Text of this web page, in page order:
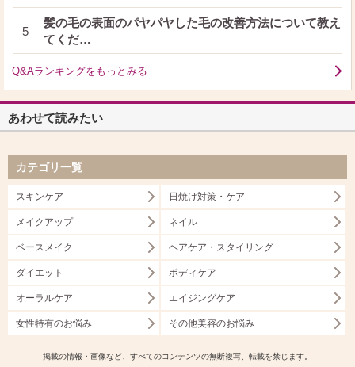
5
髪の毛の表面のパヤパヤした毛の改善方法について教え
てくだ…
Q&Aランキングをもっとみる
あわせて読みたい
カテゴリ一覧
スキンケア 日焼け対策・ケア
メイクアップ ネイル
ベースメイク ヘアケア・スタイリング
ダイエット ボディケア
オーラルケア エイジングケア
女性特有のお悩み その他美容のお悩み
掲載の情報・画像など、すべてのコンテンツの無断複写、転載を禁じます。